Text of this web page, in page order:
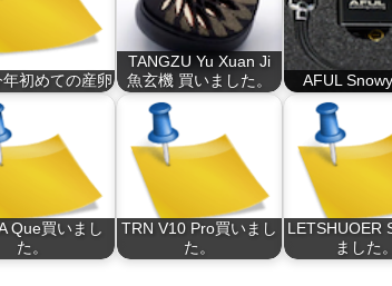
初めての産卵
TANGZU Yu Xuan Ji
魚玄機 買いました。
AFUL
Que買いまし
た。
TRN V10 Pro買いまし
た。
LETSHUOER
ました。